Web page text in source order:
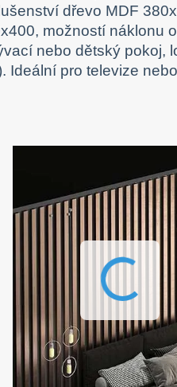
dřevo MDF
možností náklonu
nebo dětský pokoj,
Ideální pro televize